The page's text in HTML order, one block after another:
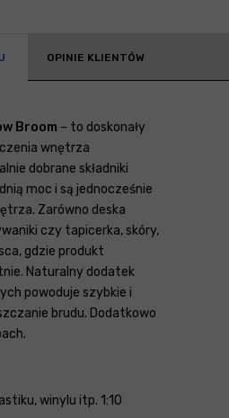
OPINIE KLIENTÓW
Broom – to doskonały
wnętrza
dobrane składniki
moc i są jednocześnie
Zarówno deska
czy tapicerka, skóry,
gdzie produkt
Naturalny dodatek
powoduje szybkie i
brudu. Dodatkowo
winylu itp. 1:10